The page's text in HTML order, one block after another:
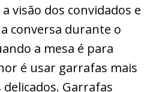
visão dos convidados e
conversa durante o
a mesa é para
é usar garrafas mais
Garrafas